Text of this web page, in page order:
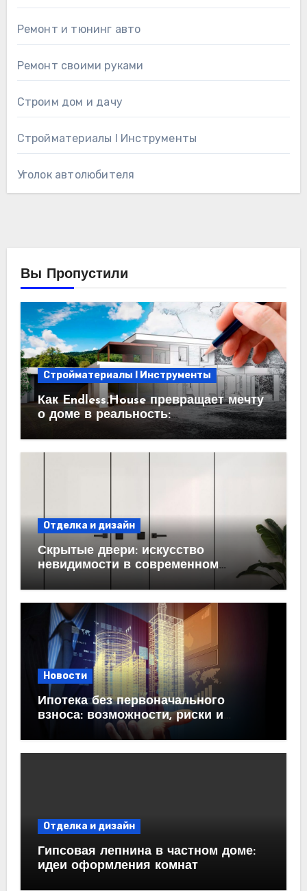
Ремонт и тюнинг авто
Ремонт своими руками
Строим дом и дачу
Стройматериалы l Инструменты
Уголок автолюбителя
Вы Пропустили
Стройматериалы l Инструменты
Как Endless.House превращает мечту
о доме в реальность:
проектирование под ключ
Отделка и дизайн
Скрытые двери: искусство
невидимости в современном
Новости
Ипотека без первоначального
взноса: возможности, риски и
практические рекомендации<
Отделка и дизайн
Гипсовая лепнина в частном доме:
идеи оформления комнат